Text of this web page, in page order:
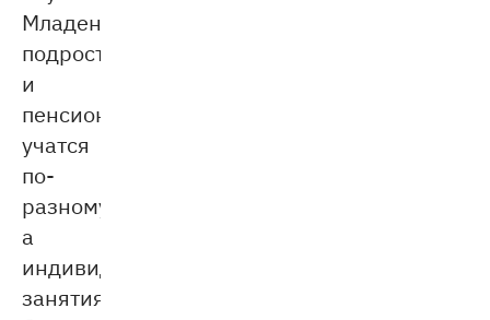
Младенцы,
подростки
и
пенсионеры
учатся
по-
разному,
а
индивидуальные
занятия